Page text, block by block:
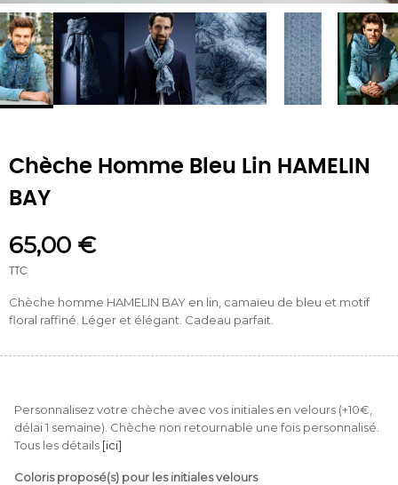
Chèche Homme Bleu Lin HAMELIN
BAY
65,00 €
TTC
Chèche homme HAMELIN BAY en lin, camaïeu de bleu et motif
floral raffiné. Léger et élégant. Cadeau parfait.
Personnalisez votre chèche avec vos initiales en velours (+10€,
délai 1 semaine). Chèche non retournable une fois personnalisé.
Tous les détails [ici]
Coloris proposé(s) pour les initiales velours